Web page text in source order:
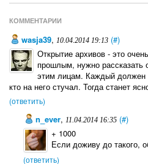
КОММЕНТАРИИ
wasja39, 10.04.2014 19:13 (#)
Открытие архивов - это
прошлым, нужно рассказать
этим лицам. Каждый должен
кто на него стучал. Тогда станет
(ответить)
n_ever, 11.04.2014 16:35 (#)
+ 1000
Если доживу до такого,
(ответить)